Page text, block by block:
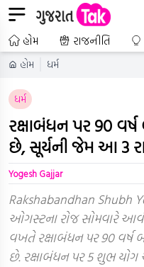
હોમ રાજનીતિ
હોમ ધર્મ
ધર્મ
રક્ષાબંધન પર 90
છે, સૂર્યની જેમ આ 3
Yogesh Gajjar
Rakshabandhan Shubh
ઓગસ્ટના રોજ સોમવારે
વખતે રક્ષાબંધન પર 90 વર્ષ
છે. રક્ષાબંધન પર 5 શુભ યોગ